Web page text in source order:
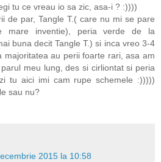
tu ce vreau io sa zic, asa-i ? :))))
de par, Tangle T.( care nu mi se pare
mare inventie), peria verde de la
buna decit Tangle T.) si inca vreo 3-4
majoritatea au perii foarte rari, asa am
meu lung, des si cirliontat si peria
tu aici imi cam rupe schemele :)))))
sau nu?
2015 la 10:58